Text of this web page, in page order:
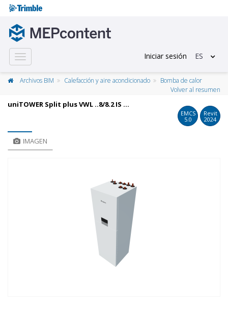
Toggle
navigation
Iniciar sesión ES
Archivos BIM Calefacción y aire acondicionado
Bomba de calor
Volver al resumen
uniTOWER Split plus VWL ..8/8.2 IS ...
EMCS
5.0
Revit
2024
IMAGEN